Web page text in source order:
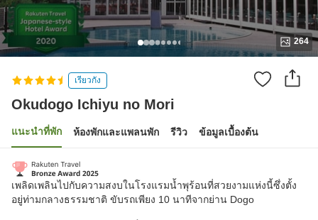
264
เรียวกัง
Okudogo Ichiyu no Mori
แนะนำที่พัก ห้องพักและแพลนพัก รีวิว ข้อมูลเบื้องต้น
เพลิดเพลินไปกับความสงบในโรงแรมน้ำพุร้อนที่สวยงามแห่งนี้ซึ่งตั้ง
อยู่ท่ามกลางธรรมชาติ ขับรถเพียง 10 นาทีจากย่าน Dogo